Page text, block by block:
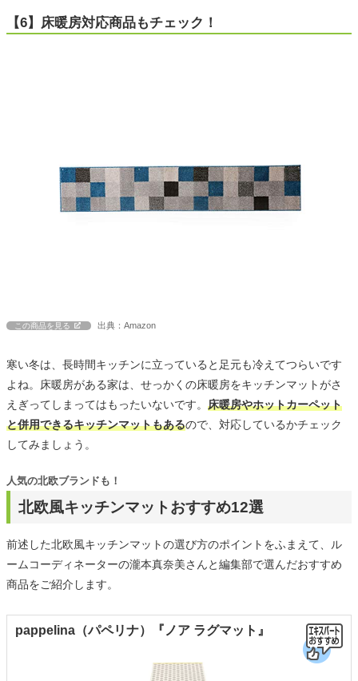
【6】床暖房対応商品もチェック！
この商品を見る 出典：Amazon
寒い冬は、長時間キッチンに立っていると足元も冷えてつらいです
よね。床暖房がある家は、せっかくの床暖房をキッチンマットがさ
えぎってしまってはもったいないです。 床暖房やホットカーペット
と併用できるキッチンマットもあるので、対応しているかチェック
してみましょう。
北欧風キッチンマットおすすめ12選
人気の北欧ブランドも！
前述した北欧風キッチンマットの選び方のポイントをふまえて、ル
ームコーディネーターの瀧本真奈美さんと編集部で選んだおすすめ
商品をご紹介します。
pappelina（パペリナ）『ノア ラグマット』